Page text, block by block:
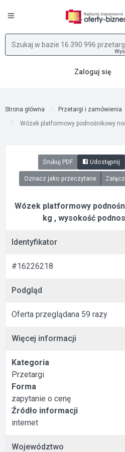
Zaloguj się
Strona główna
Przetargi i zamówienia
Wózek platformowy podnośnikowy
Drukuj PDF Udostępnij
Oznacz jako przeczytane
Wózek platformowy
kg , wysokość
Identyfikator
#16226218
Podgląd
Oferta przeglądana 59 razy
Więcej informacji
Kategoria
Przetargi
Forma
zapytanie o cenę
Źródło informacji
internet
Województwo